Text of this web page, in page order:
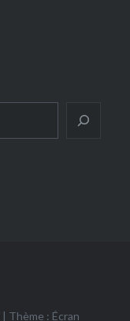
| Thème : Écran